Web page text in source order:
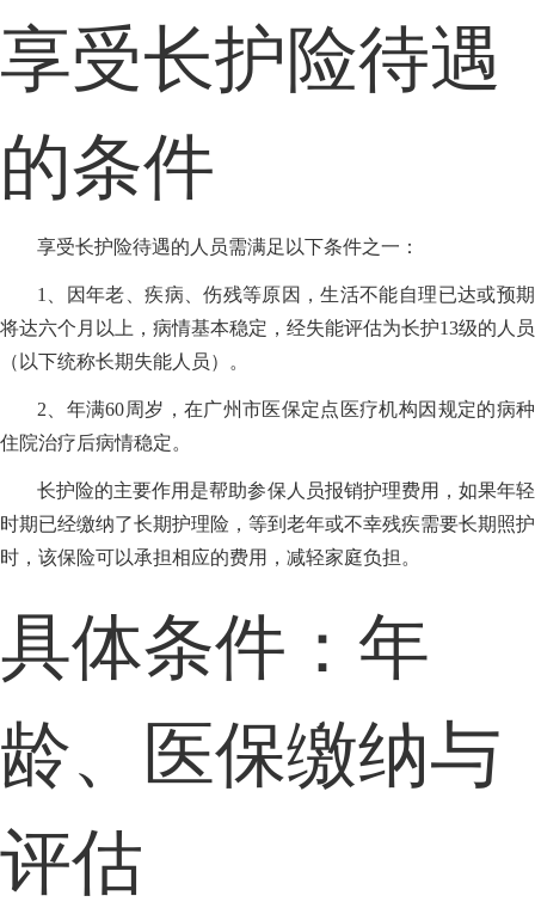
享受长护险待遇
的条件
享受长护险待遇的人员需满足以下条件之一：
1、因年老、疾病、伤残等原因，生活不能自理已达或预期
将达六个月以上，病情基本稳定，经失能评估为长护13级的人员
（以下统称长期失能人员）。
2、年满60周岁，在广州市医保定点医疗机构因规定的病种
住院治疗后病情稳定。
长护险的主要作用是帮助参保人员报销护理费用，如果年轻
时期已经缴纳了长期护理险，等到老年或不幸残疾需要长期照护
时，该保险可以承担相应的费用，减轻家庭负担。
具体条件：年
龄、医保缴纳与
评估